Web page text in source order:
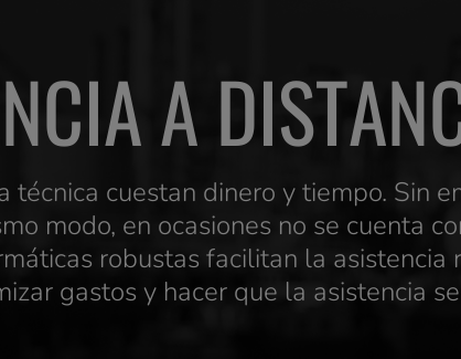
A
cuestan dinero y tiempo. Sin
modo, en ocasiones no se cuenta
robustas facilitan la
gastos y hacer que la asistencia